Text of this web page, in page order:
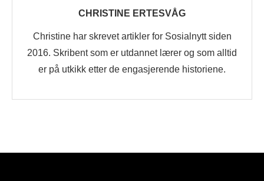
CHRISTINE ERTESVÅG
Christine har skrevet artikler for Sosialnytt siden
2016. Skribent som er utdannet lærer og som alltid
er på utkikk etter de engasjerende historiene.